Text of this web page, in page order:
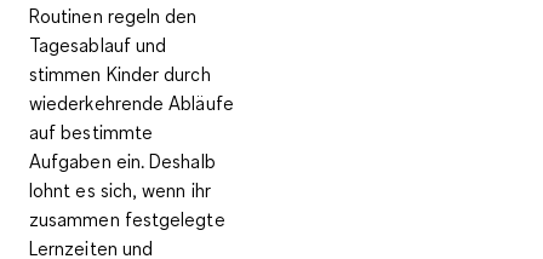
Routinen regeln den
Tagesablauf und
stimmen Kinder durch
wiederkehrende Abläufe
auf bestimmte
Aufgaben ein. Deshalb
lohnt es sich, wenn ihr
zusammen festgelegte
Lernzeiten und